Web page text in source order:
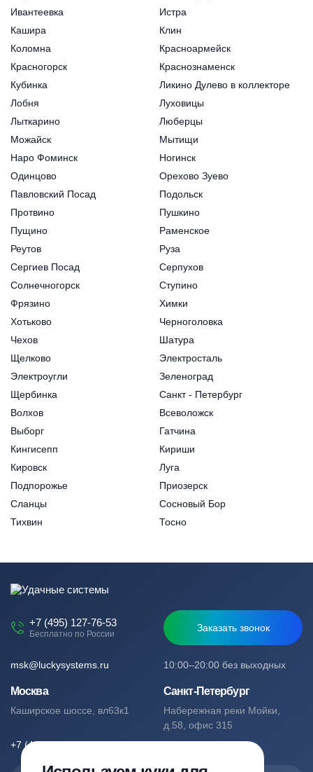
Ивантеевка
Истра
Кашира
Клин
Коломна
Красноармейск
Красногорск
Краснознаменск
Кубинка
Ликино Дулево в коллекторе
Лобня
Луховицы
Лыткарино
Люберцы
Можайск
Мытищи
Наро Фоминск
Ногинск
Одинцово
Орехово Зуево
Павловский Посад
Подольск
Протвино
Пушкино
Пущино
Раменское
Реутов
Руза
Сергиев Посад
Серпухов
Солнечногорск
Ступино
Фрязино
Химки
Хотьково
Черноголовка
Чехов
Шатура
Щелково
Электросталь
Электроугли
Зеленоград
Щербинка
Санкт - Петербург
Волхов
Всеволожск
Выборг
Гатчина
Кингисепп
Кириши
Кировск
Луга
Подпорожье
Приозерск
Сланцы
Сосновый Бор
Тихвин
Тосно
+7 (495) 127-76-53
Бесплатно по России
Заказать звонок
10:00–20:00 без выходных
msk@luckysystems.ru
Москва
Каширское шоссе, вл63к1
+7 (495) 127-76-53
Санкт-Петербург
Набережная реки Мойки,
д.58, офис 315
+7 (812) 244-49-61